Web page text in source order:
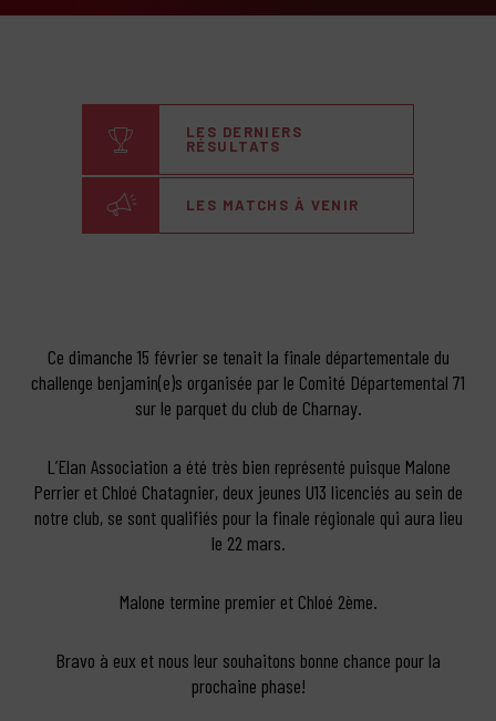
LES DERNIERS
RÉSULTATS
LES MATCHS À VENIR
Ce dimanche 15 février se tenait la finale départementale du
challenge benjamin(e)s organisée par le Comité Départemental 71
sur le parquet du club de Charnay.
L’Elan Association a été très bien représenté puisque Malone
Perrier et Chloé Chatagnier, deux jeunes U13 licenciés au sein de
notre club, se sont qualifiés pour la finale régionale qui aura lieu
le 22 mars.
Malone termine premier et Chloé 2ème.
Bravo à eux et nous leur souhaitons bonne chance pour la
prochaine phase!